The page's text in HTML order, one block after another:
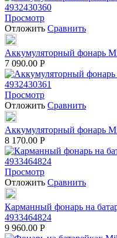
Просмотр
Отложить Сравнить
Аккумуляторный фонарь
7 090.00 Р
Просмотр
Отложить Сравнить
Аккумуляторный фонарь
8 170.00 Р
Просмотр
Отложить Сравнить
Карманный фонарь на
4933464824
9 960.00 Р